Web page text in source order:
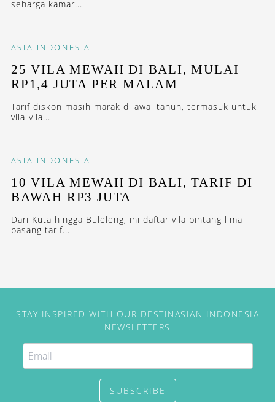
seharga kamar...
ASIA INDONESIA
25 VILA MEWAH DI BALI, MULAI
RP1,4 JUTA PER MALAM
Tarif diskon masih marak di awal tahun, termasuk untuk
vila-vila...
ASIA INDONESIA
10 VILA MEWAH DI BALI, TARIF DI
BAWAH RP3 JUTA
Dari Kuta hingga Buleleng, ini daftar vila bintang lima
pasang tarif...
STAY INSPIRED WITH OUR DESTINASIAN INDONESIA
NEWSLETTERS
SUBSCRIBE